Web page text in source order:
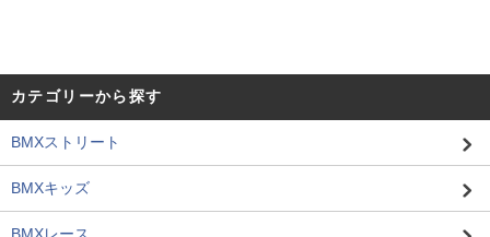
カテゴリーから探す
BMXストリート
BMXキッズ